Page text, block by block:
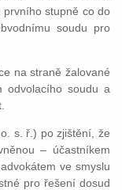
stupně co do
soudu pro
na straně žalované
odvolacího soudu a
s. ř.) po zjištění, že
– účastníkem
ve smyslu
pro řešení dosud